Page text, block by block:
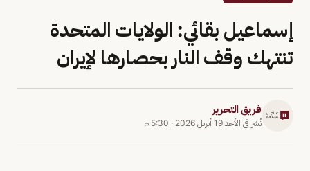
إسماعيل بقائي: الولايات المتحدة
تنتهك وقف النار بحصارها لإيران
فريق التحرير
نُشر في الأحد 19 أبريل 2026 · 5:30 م